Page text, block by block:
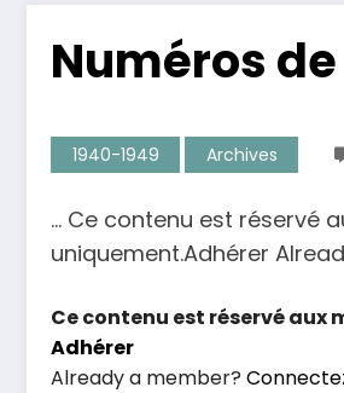
Numéros de
1940-1949 Archives
… Ce contenu est réservé
uniquement.Adhérer
Ce contenu est réservé aux
Adhérer
Already a member?